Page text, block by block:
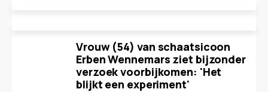
Vrouw (54) van schaatsicoon
Erben Wennemars ziet bijzonder
verzoek voorbijkomen: 'Het
blijkt een experiment'